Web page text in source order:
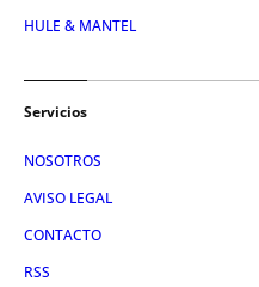
HULE & MANTEL
Servicios
NOSOTROS
AVISO LEGAL
CONTACTO
RSS